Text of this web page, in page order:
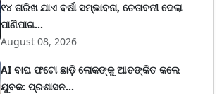
୧୪ ତାରିଖ ଯାଏ ବର୍ଷା ସମ୍ଭାବନା, ଚେତାବନୀ ଦେଲା
ପାଣିପାଗ...
August 08, 2026
AI ବାଘ ଫଟୋ ଛାଡ଼ି ଲୋକଙ୍କୁ ଆତଙ୍କିତ କଲେ
ଯୁବକ: ପ୍ରଶାସନ...